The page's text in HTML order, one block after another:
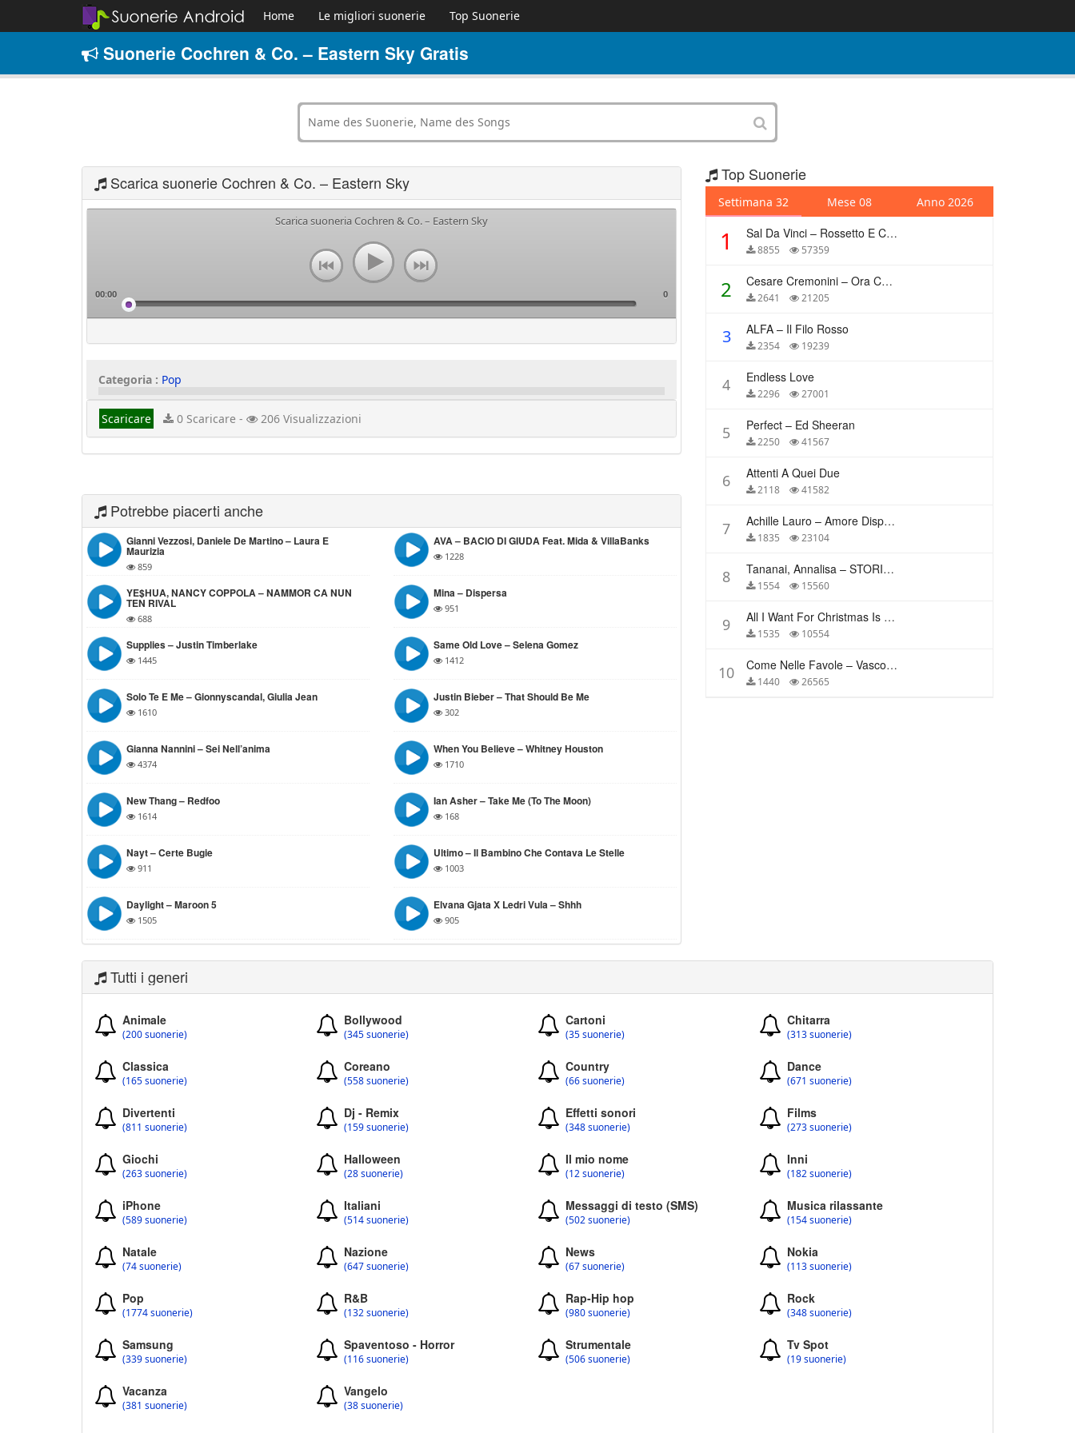
Home Le migliori suonerie Top Suonerie
Suonerie Cochren & Co. – Eastern Sky Gratis
Scarica suonerie Cochren & Co. – Eastern Sky
Scarica suoneria Cochren & Co. – Eastern Sky
00:00 0
Categoria : Pop
Scaricare 0 Scaricare - 206 Visualizzazioni
Potrebbe piacerti anche
Gianni Vezzosi, Daniele De Martino – Laura E
Maurizia
859
AVA – BACIO DI GIUDA Feat. Mida & VillaBanks
1228
YE$HUA, NANCY COPPOLA – NAMMOR CA NUN
TEN RIVAL
688
Mina – Dispersa
951
Supplies – Justin Timberlake
1445
Same Old Love – Selena Gomez
1412
Solo Te E Me – Gionnyscandal, Giulia Jean
1610
Justin Bieber – That Should Be Me
302
Gianna Nannini – Sei Nell’anima
4374
When You Believe – Whitney Houston
1710
New Thang – Redfoo
1614
Ian Asher – Take Me (To The Moon)
168
Nayt – Certe Bugie
911
Ultimo – Il Bambino Che Contava Le Stelle
1003
Daylight – Maroon 5
1505
Elvana Gjata X Ledri Vula – Shhh
905
Top Suonerie
Settimana 32 Mese 08 Anno 2026
1 Sal Da Vinci – Rossetto E Caffè
8855 57359
2 Cesare Cremonini – Ora Che Non Ho Più Te
2641 21205
3 ALFA – Il Filo Rosso
2354 19239
4 Endless Love
2296 27001
5 Perfect – Ed Sheeran
2250 41567
6 Attenti A Quei Due
2118 41582
7 Achille Lauro – Amore Disperato
1835 23104
8 Tananai, Annalisa – STORIE BREVI
1554 15560
9 All I Want For Christmas Is You – Mariah Carey
1535 10554
10 Come Nelle Favole – Vasco Rossi
1440 26565
Tutti i generi
Animale
(200 suonerie)
Bollywood
(345 suonerie)
Cartoni
(35 suonerie)
Chitarra
(313 suonerie)
Classica
(165 suonerie)
Coreano
(558 suonerie)
Country
(66 suonerie)
Dance
(671 suonerie)
Divertenti
(811 suonerie)
Dj - Remix
(159 suonerie)
Effetti sonori
(348 suonerie)
Films
(273 suonerie)
Giochi
(263 suonerie)
Halloween
(28 suonerie)
Il mio nome
(12 suonerie)
Inni
(182 suonerie)
iPhone
(589 suonerie)
Italiani
(514 suonerie)
Messaggi di testo (SMS)
(502 suonerie)
Musica rilassante
(154 suonerie)
Natale
(74 suonerie)
Nazione
(647 suonerie)
News
(67 suonerie)
Nokia
(113 suonerie)
Pop
(1774 suonerie)
R&B
(132 suonerie)
Rap-Hip hop
(980 suonerie)
Rock
(348 suonerie)
Samsung
(339 suonerie)
Spaventoso - Horror
(116 suonerie)
Strumentale
(506 suonerie)
Tv Spot
(19 suonerie)
Vacanza
(381 suonerie)
Vangelo
(38 suonerie)